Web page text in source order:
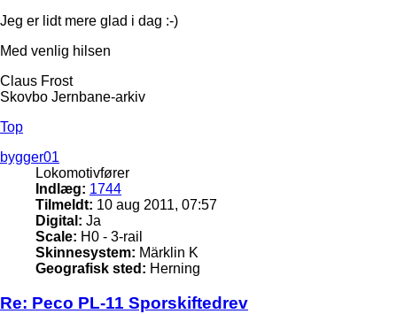
Jeg er lidt mere glad i dag :-)
Med venlig hilsen
Claus Frost
Skovbo Jernbane-arkiv
Top
bygger01
Lokomotivfører
Indlæg: 1744
Tilmeldt: 10 aug 2011, 07:57
Digital: Ja
Scale: H0 - 3-rail
Skinnesystem: Märklin K
Geografisk sted: Herning
Re: Peco PL-11 Sporskiftedrev